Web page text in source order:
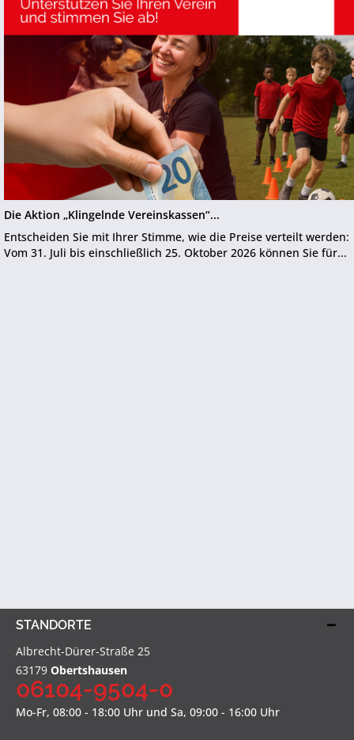
Die Aktion „Klingelnde Vereinskassen“...
Entscheiden Sie mit Ihrer Stimme, wie die Preise verteilt werden:
Vom 31. Juli bis einschließlich 25. Oktober 2026 können Sie für...
STANDORTE
Albrecht-Dürer-Straße 25
63179 Obertshausen
06104-9504-0
Mo-Fr, 08:00 - 18:00 Uhr und Sa, 09:00 - 16:00 Uhr